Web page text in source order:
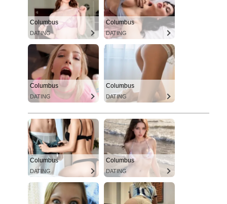
Columbus
DATING
Columbus
DATING
Columbus
DATING
Columbus
DATING
Columbus
DATING
Columbus
DATING